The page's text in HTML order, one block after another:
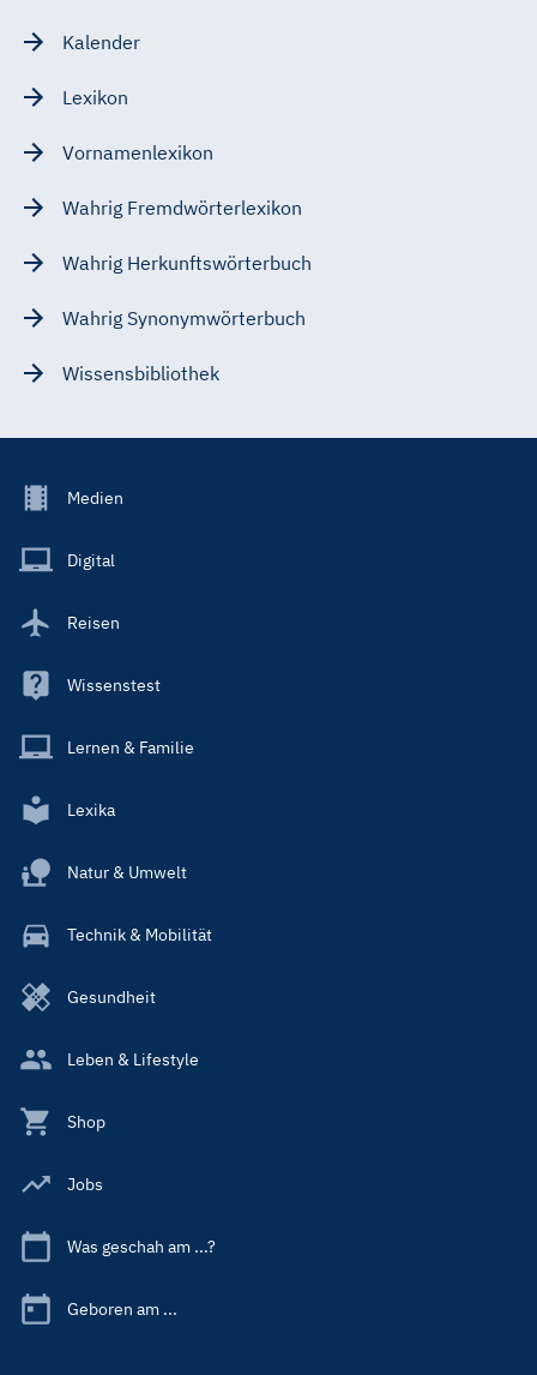
Kalender
Lexikon
Vornamenlexikon
Wahrig Fremdwörterlexikon
Wahrig Herkunftswörterbuch
Wahrig Synonymwörterbuch
Wissensbibliothek
Footer
Main
Medien
Digital
Reisen
Wissenstest
Lernen & Familie
Lexika
Natur & Umwelt
Technik & Mobilität
Gesundheit
Leben & Lifestyle
Shop
Jobs
Was geschah am ...?
Geboren am ...